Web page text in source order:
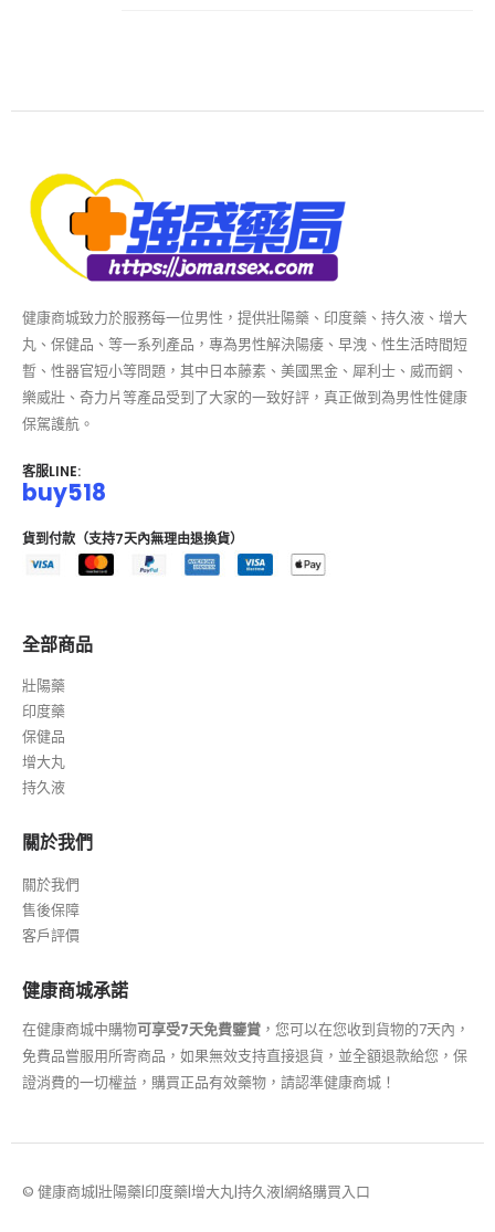
健康商城致力於服務每一位男性，提供壯陽藥、印度藥、持久液、增大
丸、保健品、等一系列產品，專為男性解決陽痿、早洩、性生活時間短
暫、性器官短小等問題，其中日本藤素、美國黑金、犀利士、威而鋼、
樂威壯、奇力片等產品受到了大家的一致好評，真正做到為男性性健康
保駕護航。
客服LINE:
buy518
貨到付款（支持7天內無理由退換貨）
全部商品
壯陽藥
印度藥
保健品
增大丸
持久液
關於我們
關於我們
售後保障
客戶評價
健康商城承諾
在健康商城中購物可享受7天免費鑒賞 ，您可以在您收到貨物的7天內，
免費品嘗服用所寄商品，如果無效支持直接退貨，並全額退款給您，保
證消費的一切權益，購買正品有效藥物，請認準健康商城！
© 健康商城|壯陽藥|印度藥|增大丸|持久液|網絡購買入口